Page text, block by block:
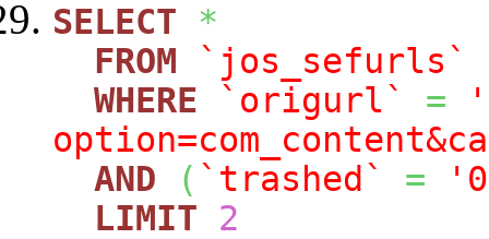
SELECT
*
FROM
`jos_sefurls`
WHERE
`origurl` =
AND
( `trashed` =
LIMIT
2